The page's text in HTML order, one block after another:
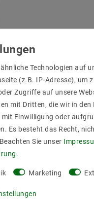
Technologien auf
(z.B. IP-Adresse),
Zugriffe auf unsere
mit Dritten, die wir in den
Einwilligung oder
Es besteht das Recht,
Sie unser
.
Marketing